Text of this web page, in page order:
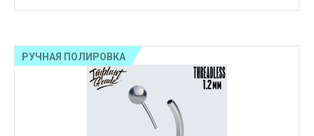
РУЧНАЯ ПОЛИРОВКА